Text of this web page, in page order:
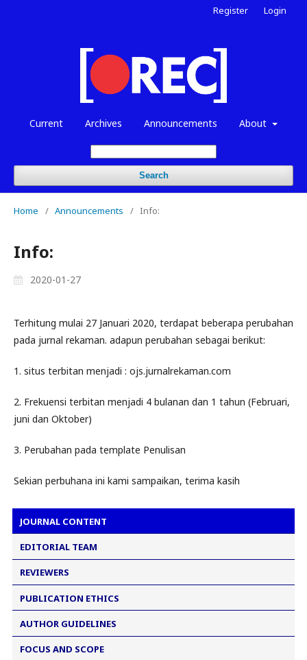
Current Archives Announcements About
Search
Register Login
Home / Announcements / Info:
Info:
2020-01-27
Terhitung mulai 27 Januari 2020, terdapat beberapa perubahan
pada jurnal rekaman. adapun perubahan sebagai berikut:
1. situs terbitan menjadi : ojs.jurnalrekaman.com
2. Frekuensi terbitan menjadi 4 bulanan dan 1 tahun (Februari,
juni dan Oktober)
3. Perubahan pada template Penulisan
Sekian perbuhana ini kami sampaikan, terima kasih
JOURNAL CONTENT
EDITORIAL TEAM
REVIEWERS
PUBLICATION ETHICS
AUTHOR GUIDELINES
FOCUS AND SCOPE